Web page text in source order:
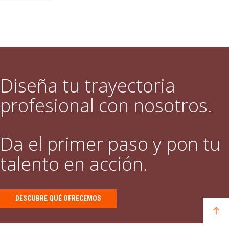
Diseña tu trayectoria
profesional con nosotros.
Da el primer paso y pon tu
talento en acción.
DESCUBRE QUÉ OFRECEMOS